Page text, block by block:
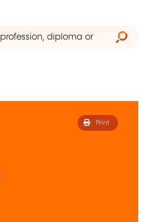
Print